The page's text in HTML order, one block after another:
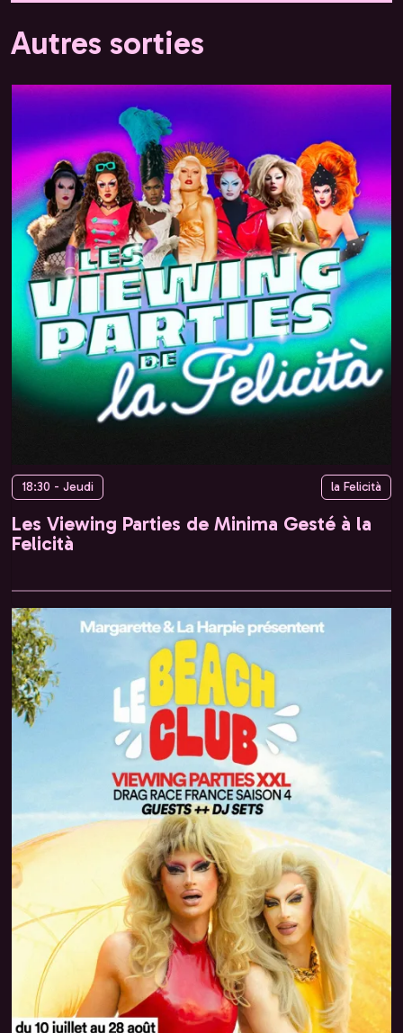
Autres sorties
18:30 - Jeudi la Felicità
Les Viewing Parties de Minima Gesté à la
Felicità